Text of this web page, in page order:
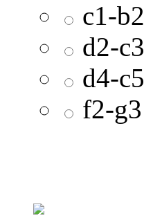
c1-b2
d2-c3
d4-c5
f2-g3